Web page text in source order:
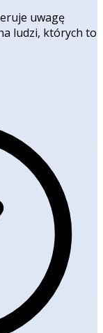
uwagę
ludzi, których to